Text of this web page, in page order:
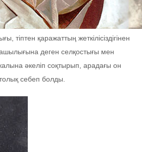
қаражаттың жеткілісіздігінен
деген селқостығы мен
әкеліп соқтырып, арадағы он
толық себеп болды.